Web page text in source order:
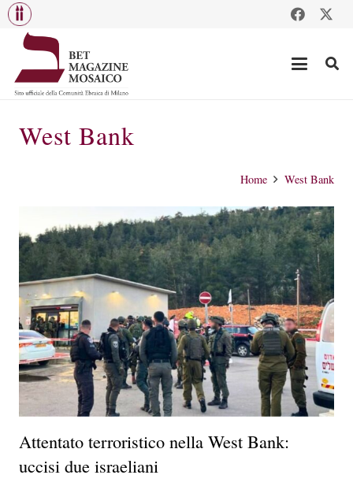
West Bank
Home West Bank
Attentato terroristico nella West Bank:
uccisi due israeliani